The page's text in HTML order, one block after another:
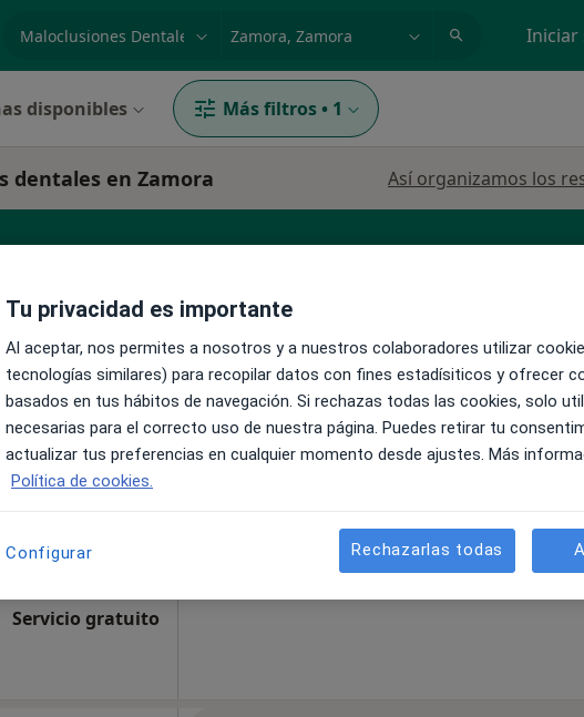
Iniciar
disponibles Más filtros • 1
dentales en Zamora Así organizamos los
maxilofacial
Rodrigo
• Mapa
Servicio gratuito
La reserva de cita online no está
Pedir una cita
Tu privacidad es importante
Al aceptar, nos permites a nosotros y a nuestros colaboradores utilizar
tecnologías similares) para recopilar datos con fines estadísiticos y ofrecer
basados en tus hábitos de navegación. Si rechazas todas las cookies, solo
necesarias para el correcto uso de nuestra página. Puedes retirar tu
actualizar tus preferencias en cualquier momento desde ajustes. Más
Política de cookies.
Configurar Rechazarlas todas